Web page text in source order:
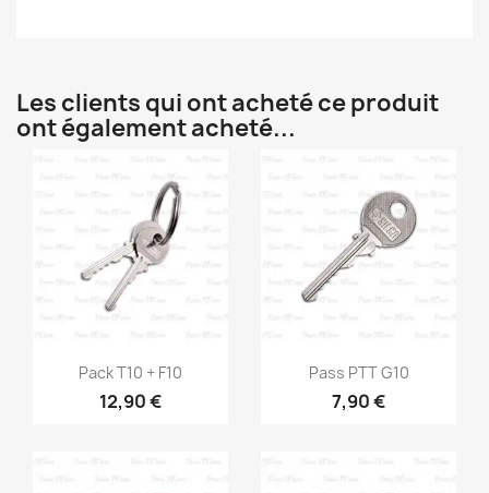
Les clients qui ont acheté ce produit
ont également acheté...
Aperçu rapide
Pack T10 + F10
12,90 €
Aperçu rapide
Pass PTT G10
7,90 €